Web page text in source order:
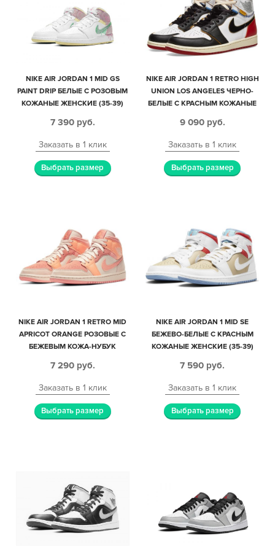
NIKE AIR JORDAN 1 MID GS
PAINT DRIP БЕЛЫЕ С РОЗОВЫМ
КОЖАНЫЕ ЖЕНСКИЕ (35-39)
7 390 руб.
Заказать в 1 клик
Выбрать размер
NIKE AIR JORDAN 1 RETRO HIGH
UNION LOS ANGELES ЧЕРНО-
БЕЛЫЕ С КРАСНЫМ КОЖАНЫЕ
9 090 руб.
Заказать в 1 клик
Выбрать размер
NIKE AIR JORDAN 1 RETRO MID
APRICOT ORANGE РОЗОВЫЕ С
БЕЖЕВЫМ КОЖА-НУБУК
7 290 руб.
Заказать в 1 клик
Выбрать размер
NIKE AIR JORDAN 1 MID SE
БЕЖЕВО-БЕЛЫЕ С КРАСНЫМ
КОЖАНЫЕ ЖЕНСКИЕ (35-39)
7 590 руб.
Заказать в 1 клик
Выбрать размер